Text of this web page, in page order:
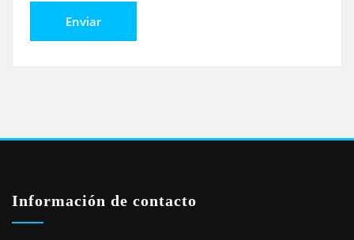
Información de contacto